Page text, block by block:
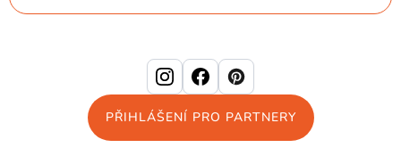
PŘIHLÁŠENÍ PRO PARTNERY